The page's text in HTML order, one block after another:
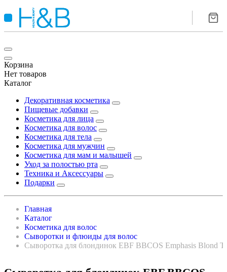
Корзина
Нет товаров
Каталог
Декоративная косметика
Пищевые добавки
Косметика для лица
Косметика для волос
Косметика для тела
Косметика для мужчин
Косметика для мам и малышей
Уход за полостью рта
Техника и Аксессуары
Подарки
Главная
Каталог
Косметика для волос
Сыворотки и флюиды для волос
Сыворотка для блондинок EBF BBCOS Emphasis Blond